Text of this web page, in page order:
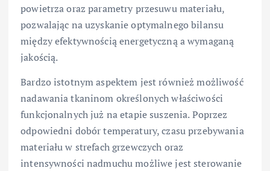
powietrza oraz parametry przesuwu materiału,
pozwalając na uzyskanie optymalnego bilansu
między efektywnością energetyczną a wymaganą
jakością.
Bardzo istotnym aspektem jest również możliwość
nadawania tkaninom określonych właściwości
funkcjonalnych już na etapie suszenia. Poprzez
odpowiedni dobór temperatury, czasu przebywania
materiału w strefach grzewczych oraz
intensywności nadmuchu możliwe jest sterowanie